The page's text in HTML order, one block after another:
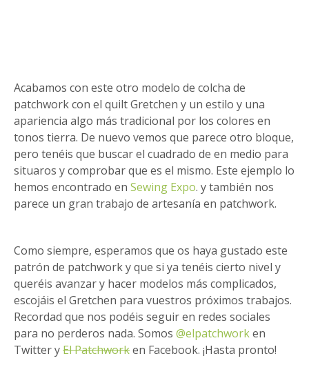
Acabamos con este otro modelo de colcha de
patchwork con el quilt Gretchen y un estilo y una
apariencia algo más tradicional por los colores en
tonos tierra. De nuevo vemos que parece otro bloque,
pero tenéis que buscar el cuadrado de en medio para
situaros y comprobar que es el mismo. Este ejemplo lo
hemos encontrado en Sewing Expo. y también nos
parece un gran trabajo de artesanía en patchwork.
Como siempre, esperamos que os haya gustado este
patrón de patchwork y que si ya tenéis cierto nivel y
queréis avanzar y hacer modelos más complicados,
escojáis el Gretchen para vuestros próximos trabajos.
Recordad que nos podéis seguir en redes sociales
para no perderos nada. Somos @elpatchworken
Twitter yEl Patchworken Facebook. ¡Hasta pronto!